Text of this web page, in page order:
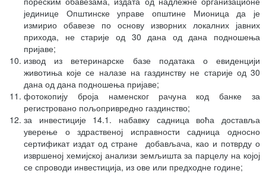
јединице Општинске управе општине Мионица да је
измирио обавезе по основу изворних локалних јавних
прихода, не старије од 30 дана од дана подношења
пријаве;
извод из ветеринарске базе података о евиденцији
животиња које се налазе на газдинству не старије од 30
дана од дана подношења пријаве;
фотокопију броја наменског рачуна код банке за
регистровано пољопривредно газдинство;
за инвестиције 14.1. набавку садница воћа доставља
уверење о здраственој исправности садница односно
сертификат издат од стране добављача, као и потврду о
извршеној хемијској анализи земљишта за парцелу на којој
се спроводи инвестиција, из ове или предходне године;